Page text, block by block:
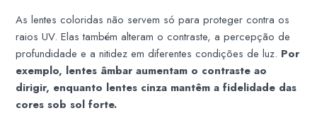
As lentes coloridas não servem só para proteger contra os
raios UV. Elas também alteram o contraste, a percepção de
profundidade e a nitidez em diferentes condições de luz. Por
exemplo, lentes âmbar aumentam o contraste ao
dirigir, enquanto lentes cinza mantêm a fidelidade das
cores sob sol forte.